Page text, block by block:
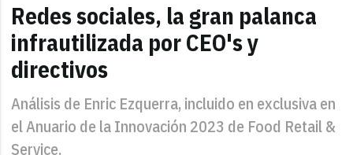
Redes sociales, la gran palanca
infrautilizada por CEO's y
directivos
Análisis de Enric Ezquerra, incluido en exclusiva en
el Anuario de la Innovación 2023 de Food Retail &
Service.